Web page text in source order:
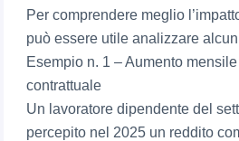
Per comprendere meglio
può essere utile analizzare
Esempio n. 1 – Aumento
contrattuale
Un lavoratore dipendente del
percepito nel 2025 un reddito